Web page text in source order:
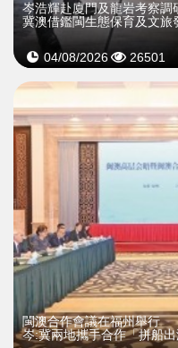
岑浩輝赴廈門及龍岩考察調
冀澳借鑑閩生態保育及文旅
04/08/2026 26501
閩澳合作會議在福州舉行
岑:冀兩地攜手合作「拼船